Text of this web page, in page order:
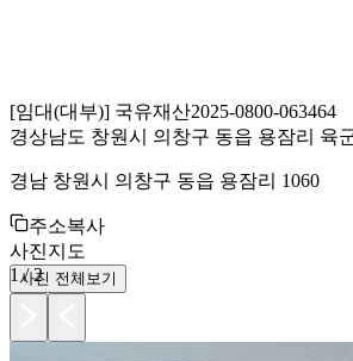
[임대(대부)] 국유재산2025-0800-063464
경상남도 창원시 의창구 동읍 용잠리 육
경남 창원시 의창구 동읍 용잠리 1060
주소복사
사진지도
1 /2
사진 전체보기